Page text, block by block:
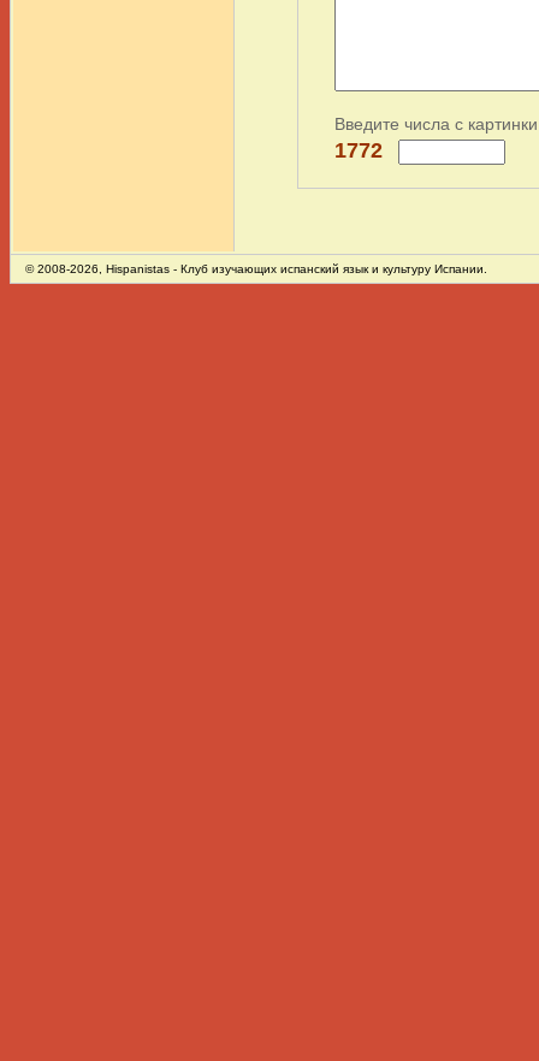
Введите числа с
1772
© 2008-2026, Hispanistas - Клуб изучающих испанский язык и культуру Испании.